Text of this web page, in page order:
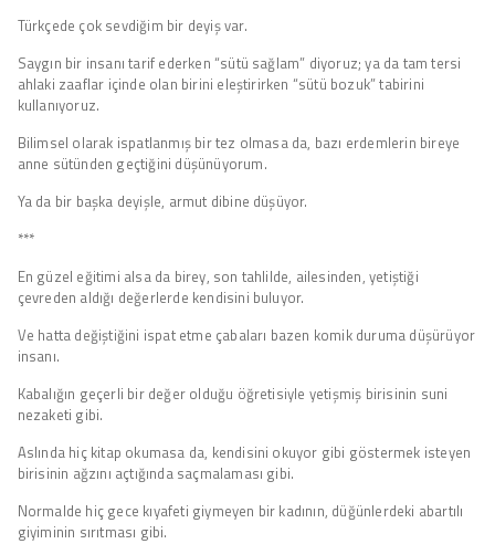
Türkçede çok sevdiğim bir deyiş var.
Saygın bir insanı tarif ederken “sütü sağlam” diyoruz; ya da tam tersi
ahlaki zaaflar içinde olan birini eleştirirken “sütü bozuk” tabirini
kullanıyoruz.
Bilimsel olarak ispatlanmış bir tez olmasa da, bazı erdemlerin bireye
anne sütünden geçtiğini düşünüyorum.
Ya da bir başka deyişle, armut dibine düşüyor.
***
En güzel eğitimi alsa da birey, son tahlilde, ailesinden, yetiştiği
çevreden aldığı değerlerde kendisini buluyor.
Ve hatta değiştiğini ispat etme çabaları bazen komik duruma düşürüyor
insanı.
Kabalığın geçerli bir değer olduğu öğretisiyle yetişmiş birisinin suni
nezaketi gibi.
Aslında hiç kitap okumasa da, kendisini okuyor gibi göstermek isteyen
birisinin ağzını açtığında saçmalaması gibi.
Normalde hiç gece kıyafeti giymeyen bir kadının, düğünlerdeki abartılı
giyiminin sırıtması gibi.